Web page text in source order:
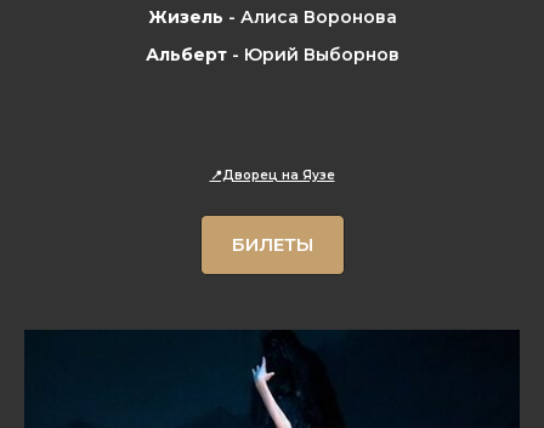
Жизель - Алиса Воронова
Альберт - Юрий Выборнов
📍Дворец на Яузе
БИЛЕТЫ